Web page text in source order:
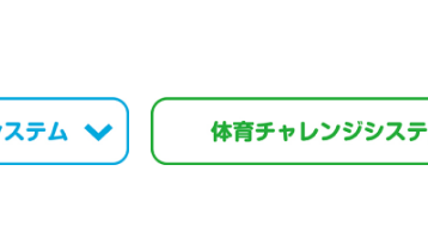
However, if you use an
translation service, the
version of this website will
translated mechanically,